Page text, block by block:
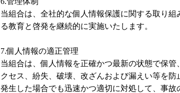
当組合は、全社的な個人情報保護に関する取り
る教育と啓発を継続的に実施いたします。
7.個人情報の適正管理
当組合は、個人情報を正確かつ最新の状態で保
クセス、紛失、破壊、改ざんおよび漏えい等を
発生した場合でも迅速かつ適切に対処して、事